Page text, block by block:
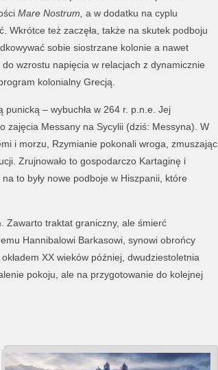
Mare Nostrum, a w dodatku na cyplu
Wkrótce też zaczęła, także na skutek podboju
sobie siostrzane kolonie a nawet
do wzrostu napięcia w relacjach z dynamicznie
kolonialny Grecją.
­– wybuchła w 264 r. p.n.e. Jej
zajęcia Messany na Sycylii (dziś: Messyna). W
i morzu, Rzymianie pokonali wroga, zmuszając
Zrujnowało to gospodarczo Kartaginę i
to były nowe podboje w Hiszpanii, które
Zawarto traktat graniczny, ale śmierć
Hannibalowi Barkasowi, synowi obrońcy
XX wieków później, dwudziestoletnia
pokoju, ale na przygotowanie do kolejnej